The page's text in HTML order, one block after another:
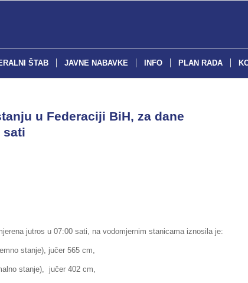
ŠTAB JAVNE NABAVKE INFO PLAN RADA
u Federaciji BiH, za dane
sati
jutros u 07:00 sati, na vodomjernim stanicama iznosila je:
stanje), jučer 565 cm,
stanje), jučer 402 cm,